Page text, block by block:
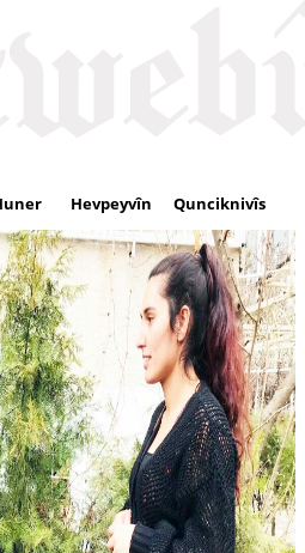
Hevpeyvîn Qunciknivîs